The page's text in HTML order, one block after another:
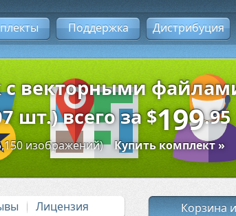
Поддержка Дистрибуция
с векторными
шт.) всего за$199.95
изображений) Купить комплект »
Лицензия Корзина